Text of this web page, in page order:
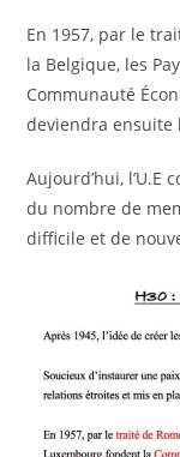
En 1957, par le
la Belgique, les
Communauté
deviendra ensuite
Aujourd’hui, l’U.E
du nombre de
difficile et de